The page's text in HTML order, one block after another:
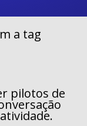
a tag
pilotos de